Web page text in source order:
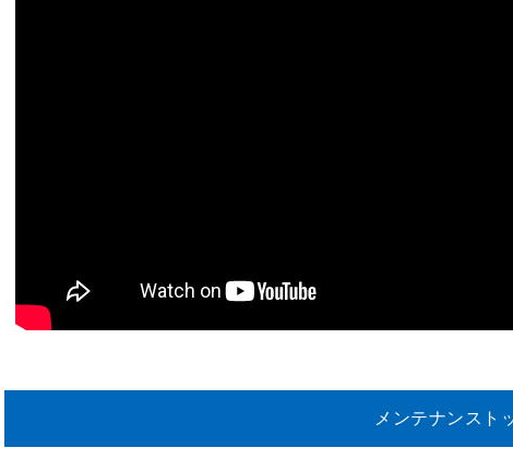
メンテナンスト